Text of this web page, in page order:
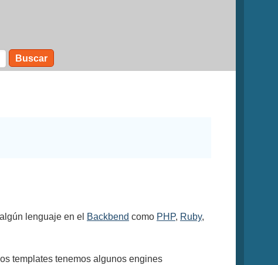
Buscar
lenguaje en el Backbend como PHP, Ruby,
templates tenemos algunos engines